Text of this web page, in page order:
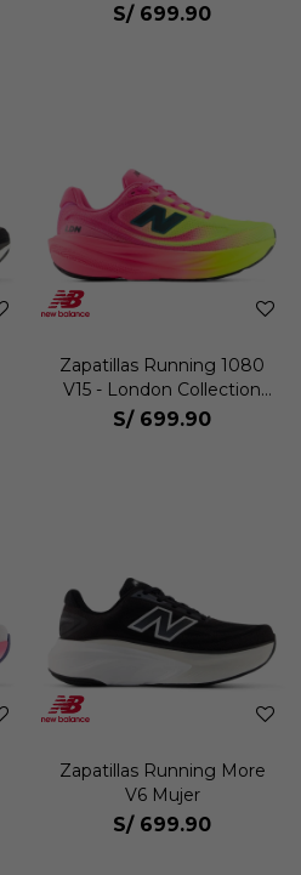
S/ 699.90
Zapatillas Running 1080
V15 - London Collection
Mujer
S/ 699.90
Zapatillas Running More
V6 Mujer
S/ 699.90